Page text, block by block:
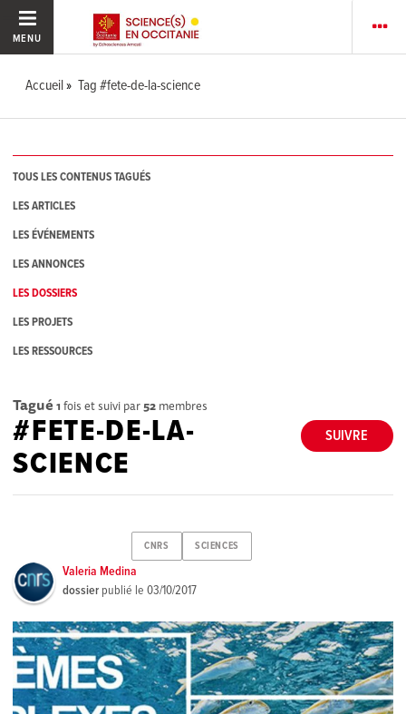
MENU
Accueil Tag #fete-de-la-science
TOUS LES CONTENUS TAGUÉS
LES ARTICLES
LES ÉVÉNEMENTS
LES ANNONCES
LES DOSSIERS
LES PROJETS
LES RESSOURCES
Tagué 1 fois et suivi par 52 membres
SUIVRE
#FETE-DE-LA-
SCIENCE
CNRS SCIENCES
Valeria Medina
dossier publié le03/10/2017